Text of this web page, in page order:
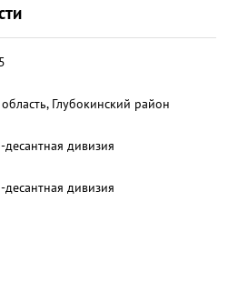
Глубокинский район
дивизия
дивизия